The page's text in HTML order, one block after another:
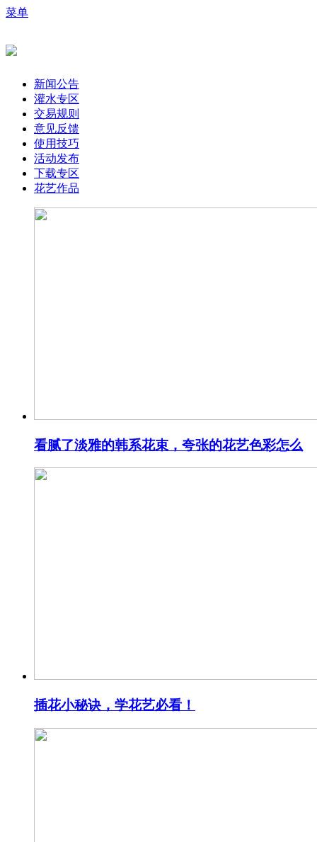
菜单
新闻公告
灌水专区
交易规则
意见反馈
使用技巧
活动发布
下载专区
花艺作品
看腻了淡雅的韩系花束，夸张的花艺色彩怎么
插花小秘诀，学花艺必看！